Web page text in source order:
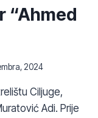
“Ahmed
2024
Ciljuge,
Adi. Prije